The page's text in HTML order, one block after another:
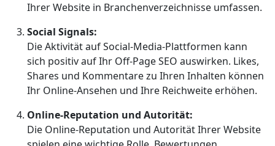
Ihrer Website in Branchenverzeichnisse umfassen.
Social Signals:
Die Aktivität auf Social-Media-Plattformen kann
sich positiv auf Ihr Off-Page SEO auswirken. Likes,
Shares und Kommentare zu Ihren Inhalten können
Ihr Online-Ansehen und Ihre Reichweite erhöhen.
Online-Reputation und Autorität:
Die Online-Reputation und Autorität Ihrer Website